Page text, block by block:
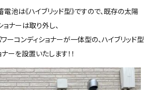
池は《ハイブリッド型》ですので、既存の太陽
ナーは取り外し、
ーコンディショナーが一体型の、ハイブリッド型
ーを設置いたします！！